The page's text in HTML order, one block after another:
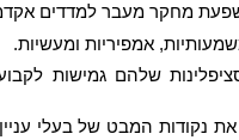
מחקר מעבר למדדים
אמפיריות ומעשיות.
שלהם גמישות
נקודות המבט של בעלי